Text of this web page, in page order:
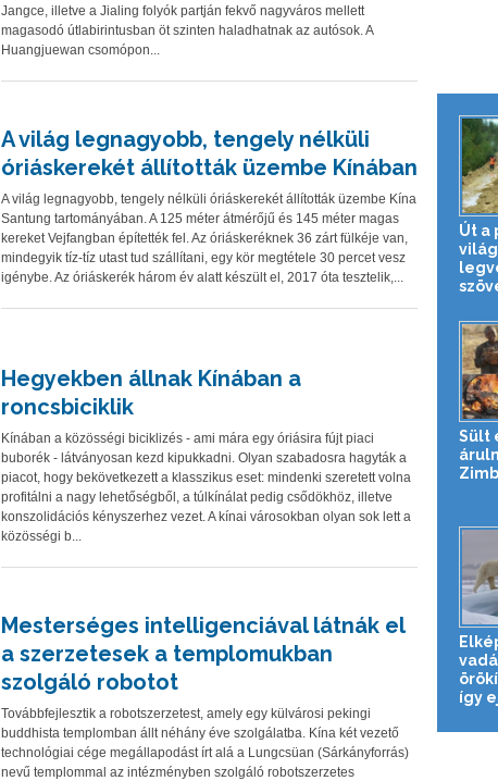
Jangce, illetve a Jialing folyók partján fekvő nagyváros mellett
magasodó útlabirintusban öt szinten haladhatnak az autósok. A
Huangjuewan csomópon...
A világ legnagyobb, tengely nélküli
óriáskerekét állították üzembe Kínában
A világ legnagyobb, tengely nélküli óriáskerekét állították üzembe Kína
Santung tartományában. A 125 méter átmérőjű és 145 méter magas
kereket Vejfangban építették fel. Az óriáskeréknek 36 zárt fülkéje van,
mindegyik tíz-tíz utast tud szállítani, egy kör megtétele 30 percet vesz
igénybe. Az óriáskerék három év alatt készült el, 2017 óta tesztelik,...
Hegyekben állnak Kínában a
roncsbiciklik
Kínában a közösségi biciklizés - ami mára egy óriásira fújt piaci
buborék - látványosan kezd kipukkadni. Olyan szabadosra hagyták a
piacot, hogy bekövetkezett a klasszikus eset: mindenki szeretett volna
profitálni a nagy lehetőségből, a túlkínálat pedig csődökhöz, illetve
konszolidációs kényszerhez vezet. A kínai városokban olyan sok lett a
közösségi b...
Mesterséges intelligenciával látnák el
a szerzetesek a templomukban
szolgáló robotot
Továbbfejlesztik a robotszerzetest, amely egy külvárosi pekingi
buddhista templomban állt néhány éve szolgálatba. Kína két vezető
technológiai cége megállapodást írt alá a Lungcsüan (Sárkányforrás)
nevű templommal az intézményben szolgáló robotszerzetes
Út a
világ
Sült
így